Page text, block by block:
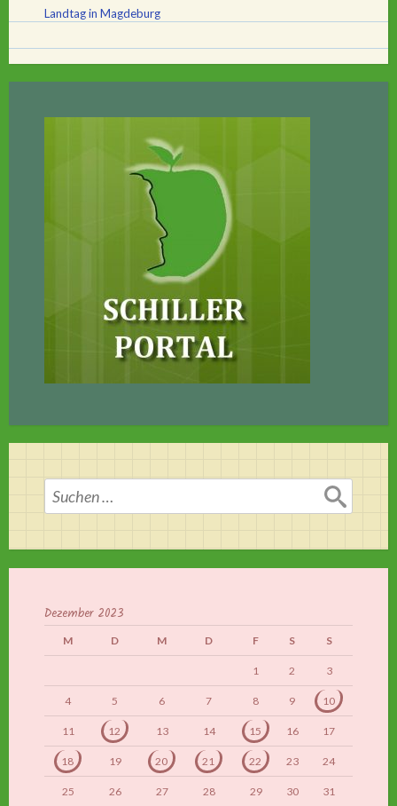
Landtag in Magdeburg
Suchen
nach:
Dezember 2023
M D M D F S S
1 2 3
4 5 6 7 8 9 10
11 12 13 14 15 16 17
18 19 20 21 22 23 24
25 26 27 28 29 30 31